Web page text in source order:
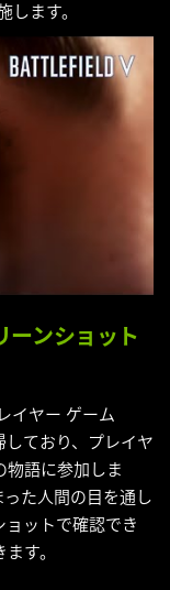
します。
ンショット
イヤー ゲーム
しており、プレイヤ
物語に参加しま
た人間の目を通し
ットで確認でき
す。